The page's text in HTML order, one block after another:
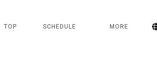
TOP SCHEDULE MORE